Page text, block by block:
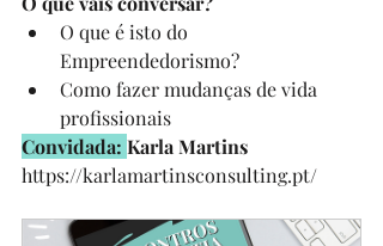
O que é isto do
Empreendedorismo?
Como fazer mudanças de vida
profissionais
Convidada: Karla Martins
https://karlamartinsconsulting.pt/